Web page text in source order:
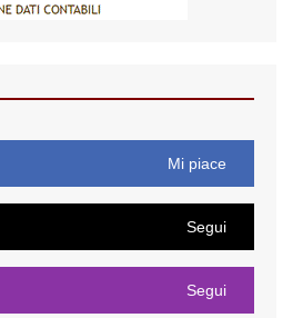
Mi piace
Segui
Segui